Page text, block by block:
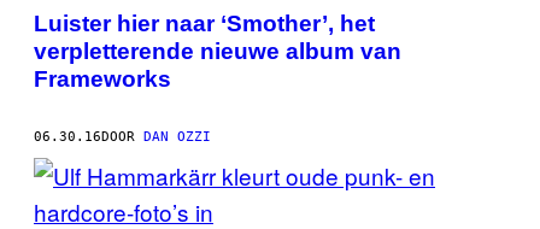
Luister hier naar ‘Smother’, het
verpletterende nieuwe album van
Frameworks
06.30.16DOOR DAN OZZI